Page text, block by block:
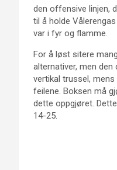
den offensive linjen,
til å holde
var i fyr og flamme.
For å løst sitere
alternativer, men den
vertikal trussel, mens
feilene. Boksen må
dette oppgjøret.
14-25.